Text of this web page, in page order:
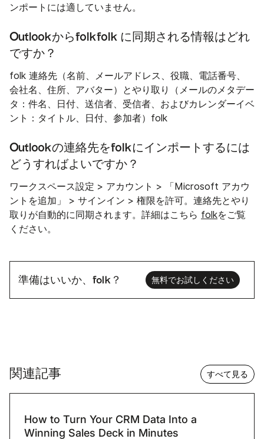
ンポートには適していません。
Outlookからfolkfolk に同期される情報はどれ
ですか？
folk 連絡先（名前、メールアドレス、役職、電話番号、
会社名、住所、アバター）とやり取り（メールのメタデー
タ：件名、日付、送信者、受信者、およびカレンダーイベ
ント：タイトル、日付、参加者）folk
Outlookの連絡先をfolkにインポートするには
どうすればよいですか？
ワークスペース設定 > アカウント > 「Microsoft アカウ
ントを追加」 > サインイン > 権限を許可。連絡先とやり
取りが自動的に同期されます。詳細はこちら folkをご覧
ください。
準備はいいか、folk？ 無料でお試しください
関連記事 すべて見る
How to Turn Your CRM Data Into a
Winning Sales Deck in Minutes